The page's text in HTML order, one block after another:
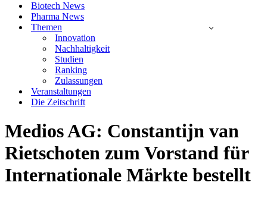
Biotech News
Pharma News
Themen
Innovation
Nachhaltigkeit
Studien
Ranking
Zulassungen
Veranstaltungen
Die Zeitschrift
Medios AG: Constantijn van
Rietschoten zum Vorstand für
Internationale Märkte bestellt